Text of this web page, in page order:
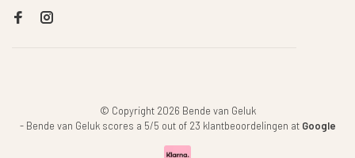
© Copyright 2026 Bende van Geluk
- Bende van Geluk scores a 5/5 out of 23 klantbeoordelingen at Google